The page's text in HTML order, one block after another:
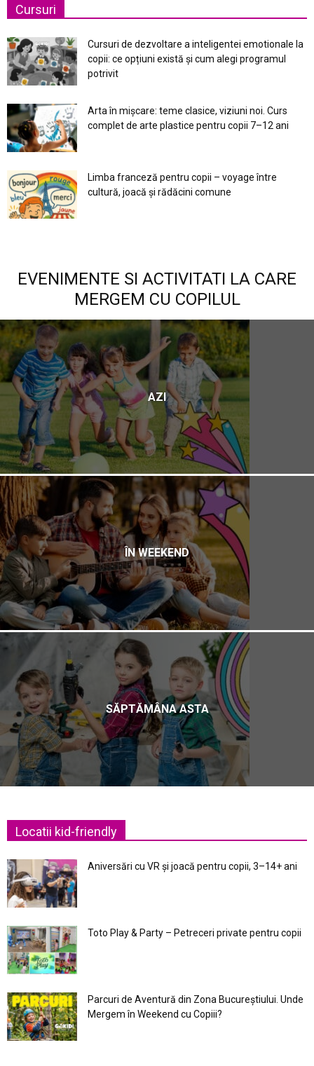
Cursuri
Cursuri de dezvoltare a inteligentei emotionale la
copii: ce opțiuni există și cum alegi programul
potrivit
Arta în mișcare: teme clasice, viziuni noi. Curs
complet de arte plastice pentru copii 7–12 ani
Limba franceză pentru copii – voyage între
cultură, joacă și rădăcini comune
EVENIMENTE SI ACTIVITATI LA CARE
MERGEM CU COPILUL
AZI
ÎN WEEKEND
SĂPTĂMÂNA ASTA
Locatii kid-friendly
Aniversări cu VR și joacă pentru copii, 3–14+ ani
Toto Play & Party – Petreceri private pentru copii
Parcuri de Aventură din Zona Bucureştiului. Unde
Mergem în Weekend cu Copiii?